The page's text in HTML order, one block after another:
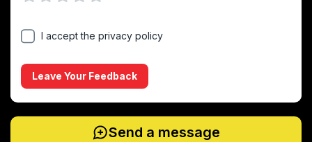
I accept the privacy policy
Leave Your Feedback
Send a message